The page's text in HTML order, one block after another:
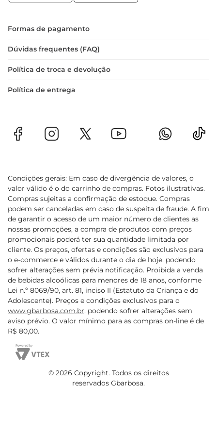
Formas de pagamento
Dúvidas frequentes (FAQ)
Política de troca e devolução
Política de entrega
Condições gerais: Em caso de divergência de valores, o
valor válido é o do carrinho de compras. Fotos ilustrativas.
Compras sujeitas a confirmação de estoque. Compras
podem ser canceladas em caso de suspeita de fraude. A fim
de garantir o acesso de um maior número de clientes as
nossas promoções, a compra de produtos com preços
promocionais poderá ter sua quantidade limitada por
cliente. Os preços, ofertas e condições são exclusivos para
o e-commerce e válidos durante o dia de hoje, podendo
sofrer alterações sem prévia notificação. Proibida a venda
de bebidas alcoólicas para menores de 18 anos, conforme
Lei n.º 8069/90, art. 81, inciso II (Estatuto da Criança e do
Adolescente). Preços e condições exclusivos para o
www.gbarbosa.com.br, podendo sofrer alterações sem
aviso prévio. O valor mínimo para as compras on-line é de
R$ 80,00.
© 2026 Copyright. Todos os direitos
reservados Gbarbosa.